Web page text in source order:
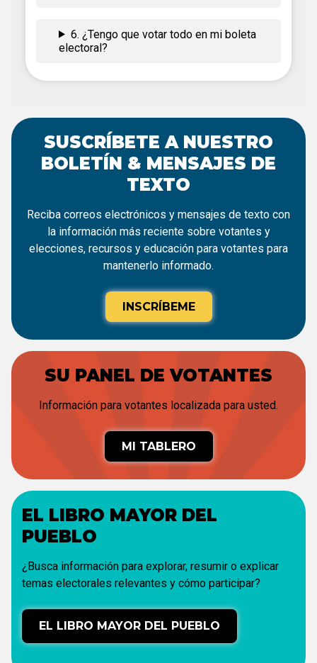
6. ¿Tengo que votar todo en mi boleta
electoral?
SUSCRÍBETE A NUESTRO
BOLETÍN & MENSAJES DE
TEXTO
Reciba correos electrónicos y mensajes de texto con
la información más reciente sobre votantes y
elecciones, recursos y educación para votantes para
mantenerlo informado.
INSCRÍBEME
SU PANEL DE VOTANTES
Información para votantes localizada para usted.
MI TABLERO
EL LIBRO MAYOR DEL
PUEBLO
¿Busca información para explorar, resumir o explicar
temas electorales relevantes y cómo participar?
EL LIBRO MAYOR DEL PUEBLO